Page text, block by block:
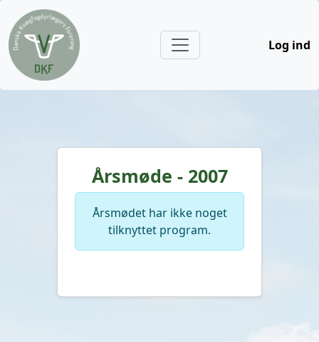
Log ind
Årsmøde - 2007
Årsmødet har ikke noget
tilknyttet program.